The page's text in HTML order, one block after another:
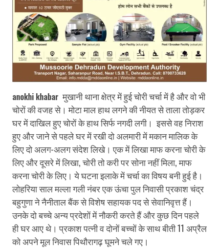
anokhi khabar मुखानी थाना क्षेत्र में हुई चोरी चर्चा में है और वो भी
चोरों की वजह से। मोटा माल हाथ लगने की नीयत से ताला तोड़कर
घर में दाखिल हुए चोरों के हाथ सिर्फ नगदी लगी। इससे वह निराश
हुए और जाने से पहले घर में रखी दो अलमारी में मकान मालिक के
लिए दो अलग-अलग संदेश लिखे। एक में लिखा माफ करना चोरी के
लिए और दूसरे में लिखा, चोरी तो करी पर सोना नहीं मिला, माफ
करना चोरी के लिए। ये घटना इलाके में चर्चा का विषय बनी हुई है।
लोहरिया साल मल्ला गली नंबर एक ऊंचा पुल निवासी प्रकाश चंद्र
बहुगुणा नेनैनीतालबैंक से विशेष सहायक पद से सेवानिवृत्त हैं।
उनके दो बच्चे अन्य प्रदेशों में नौकरी करते हैं और कुछ दिन पहले
ही घर आए थे। प्रकाश पत्नी व दोनों बच्चों के साथ बीती 11 अप्रैल
को अपने मूल निवास पिथौरागढ़ घूमने चले गए।